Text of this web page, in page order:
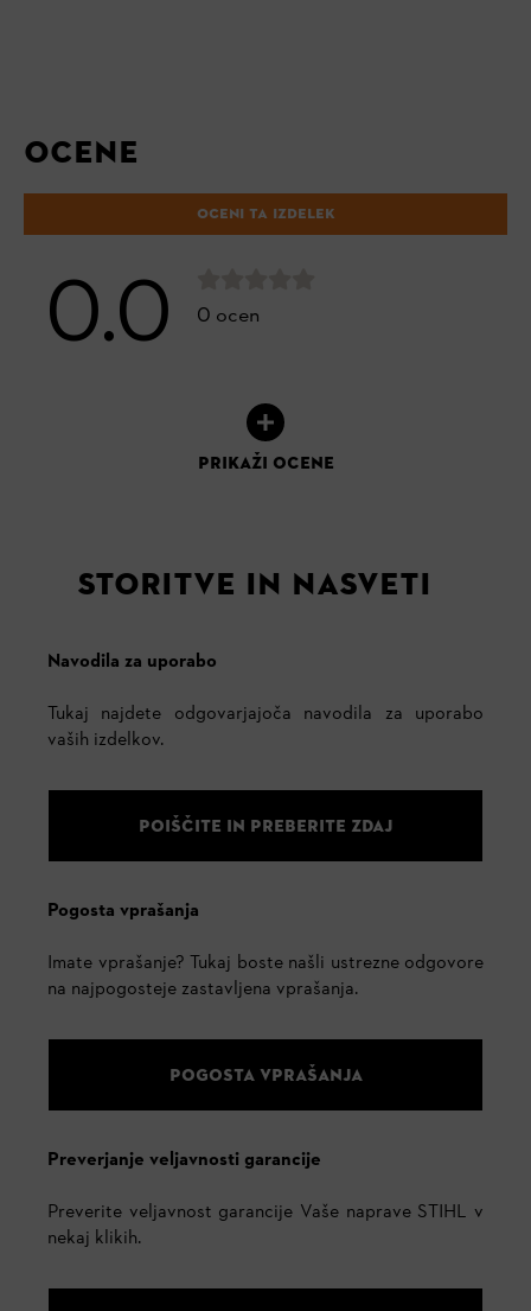
OCENE
OCENI TA IZDELEK
0.0 0 ocen
PRIKAŽI OCENE
STORITVE IN NASVETI
Navodila za uporabo
Tukaj najdete odgovarjajoča navodila za uporabo
vaših izdelkov.
POIŠČITE IN PREBERITE ZDAJ
Pogosta vprašanja
Imate vprašanje? Tukaj boste našli ustrezne odgovore
na najpogosteje zastavljena vprašanja.
POGOSTA VPRAŠANJA
Preverjanje veljavnosti garancije
Preverite veljavnost garancije Vaše naprave STIHL v
nekaj klikih.